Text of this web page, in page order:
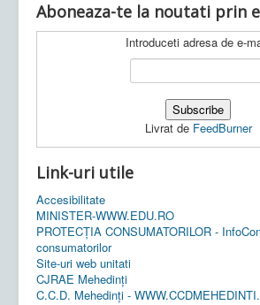
Aboneaza-te la noutati prin
Introduceti adresa de e-
Livrat de FeedBurner
Link-uri utile
Accesibilitate
MINISTER-WWW.EDU.RO
PROTECȚIA CONSUMATORILOR -
consumatorilor
Site-uri web unitati
CJRAE Mehedinți
C.C.D. Mehedinţi -